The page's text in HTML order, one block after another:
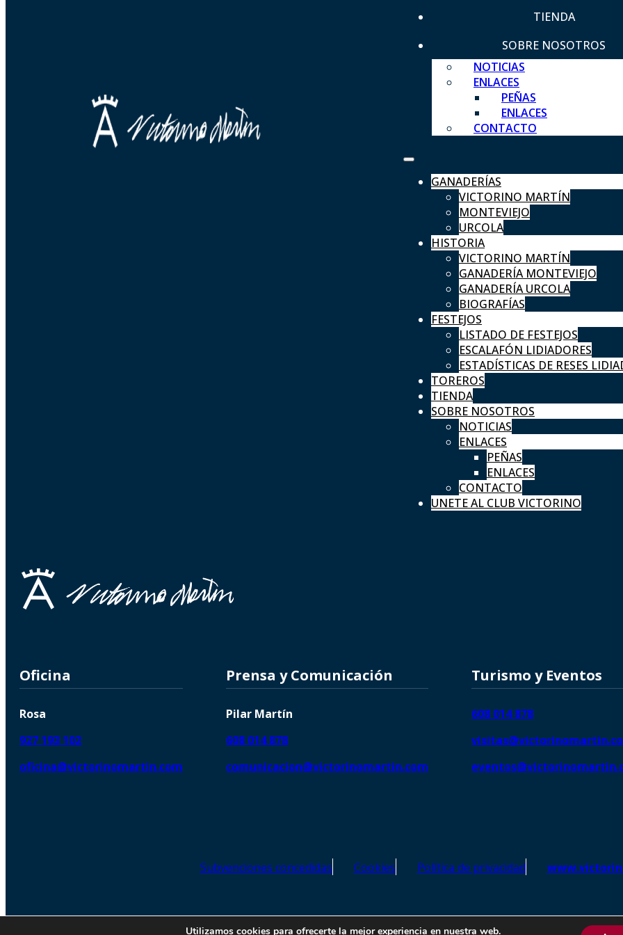
TIENDA
SOBRE NOSOTROS
NOTICIAS
ENLACES
PEÑAS
ENLACES
CONTACTO
GANADERÍAS
VICTORINO MARTÍN
MONTEVIEJO
URCOLA
HISTORIA
VICTORINO MARTÍN
GANADERÍA MONTEVIEJO
GANADERÍA URCOLA
BIOGRAFÍAS
FESTEJOS
LISTADO DE FESTEJOS
ESCALAFÓN LIDIADORES
ESTADÍSTICAS DE RESES
TOREROS
TIENDA
SOBRE NOSOTROS
NOTICIAS
ENLACES
PEÑAS
ENLACES
CONTACTO
UNETE AL CLUB VICTORINO
Oficina
Rosa
927 193 102
oficina@victorinomartin.com
Prensa y Comunicación
Pilar Martín
608 014 878
comunicacion@victorinomartin.com
Turismo y Eventos
608 014 878
Subvenciones concedidas Cookies Política de privacidad
© 2026 Copyright © | Victorino Martín – Todos los derechos reservados | SEO de Agencia
Utilizamos cookies para ofrecerte la mejor experiencia en nuestra web.